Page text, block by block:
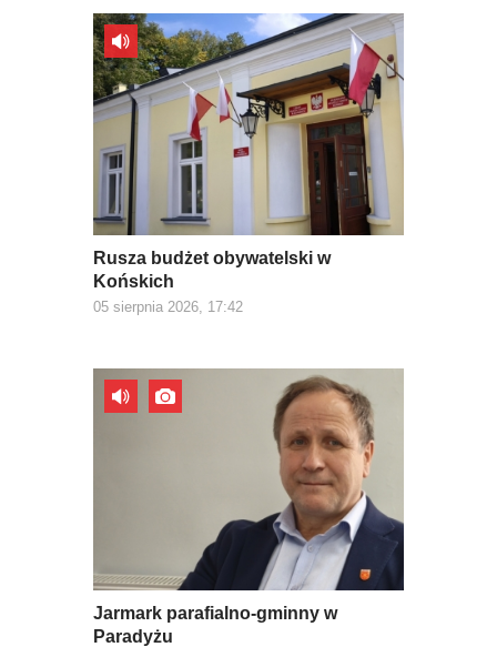
Rusza budżet obywatelski w
Końskich
05 sierpnia 2026, 17:42
Jarmark parafialno-gminny w
Paradyżu